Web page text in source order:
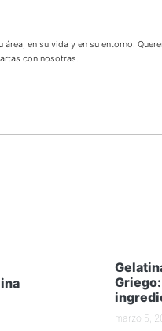
en su vida y en su entorno.
con nosotras.
marzo 5,